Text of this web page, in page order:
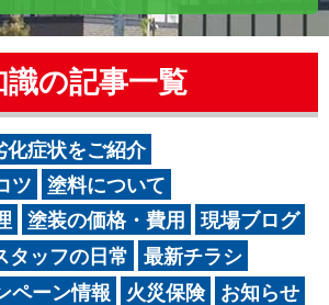
の記事一覧
化症状をご紹介
ツ
塗料について
塗装の価格・費用
現場ブログ
タッフの日常
最新チラシ
ペーン情報
火災保険 お知らせ